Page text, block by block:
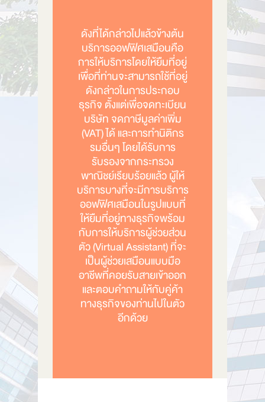
ดังที่ได้กล่าวไปแล้วข้างต้น
บริการออฟฟิศเสมือนคือ
การให้บริการโดยให้ยืมที่อยู่
เพื่อที่ท่านจะสามารถใช้ที่อยู่
ดังกล่าวในการประกอบ
ธุรกิจ ตั้งแต่เพื่อจดทะเบียน
บริษัท จดภาษีมูลค่าเพิ่ม
(VAT) ได้และการทำนิติกร
รมอื่นๆ โดยได้รับการ
รับรองจากกระทรวง
พาณิชย์เรียบร้อยแล้วผู้ให้
บริการบางที่จะมีการบริการ
ออฟฟิศเสมือนในรูปแบบที่
ให้ยืมที่อยู่ทางธุรกิจพร้อม
กับการให้บริการผู้ช่วยส่วน
ตัว (Virtual Assistant) ที่จะ
เป็นผู้ช่วยเสมือนแบบมือ
อาชีพที่คอยรับสายเข้าออก
และตอบคำถามให้กับคู่ค้า
ทางธุรกิจของท่านไปในตัว
อีกด้วย